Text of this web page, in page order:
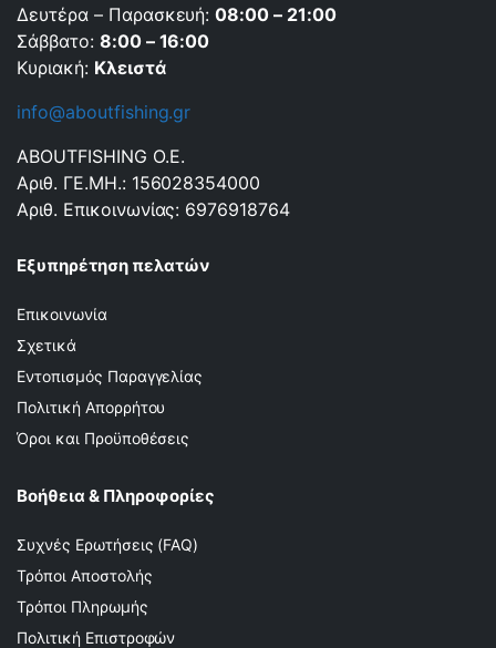
Δευτέρα – Παρασκευή:08:00 – 21:00
Σάββατο: 8:00 – 16:00
Κυριακή: Κλειστά
info@aboutfishing.gr
ABOUTFISHING Ο.Ε.
Αριθ. ΓΕ.ΜΗ.: 156028354000
Αριθ. Επικοινωνίας: 6976918764
Εξυπηρέτηση πελατών
Επικοινωνία
Σχετικά
Εντοπισμός Παραγγελίας
Πολιτική Απορρήτου
Όροι και Προϋποθέσεις
Βοήθεια & Πληροφορίες
Συχνές Ερωτήσεις (FAQ)
Τρόποι Αποστολής
Τρόποι Πληρωμής
Πολιτική Επιστροφών